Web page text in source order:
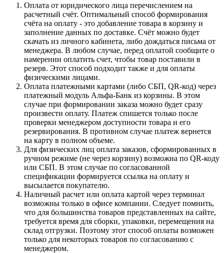
Оплата от юридического лица перечислением на
расчетный счёт. Оптимальный способ формирования
счёта на оплату - это добавление товара в корзину и
заполнение данных по доставке. Счёт можно будет
скачать из личного кабинета, либо дождаться письма от
менеджера. В любом случае, перед оплатой сообщите о
намерении оплатить счет, чтобы товар поставили в
резерв. Этот способ подходит также и для оплаты
физическими лицами.
Оплата платежными картами (либо СБП, QR-код) через
платежный модуль Альфа-Банк из корзины. В этом
случае при формировании заказа можно будет сразу
произвести оплату. Платеж спишется только после
проверки менеджером доступности товара и его
резервирования. В противном случае платеж вернется
на карту в полном объеме.
Для физических лиц оплата заказов, сформированных в
ручном режиме (не через корзину) возможна по QR-коду
или СБП. В этом случае по согласованной
спецификации формируется ссылка на оплату и
высылается покупателю.
Наличный расчет или оплата картой через терминал
возможны только в офисе компании. Следует помнить,
что для большинства товаров представленных на сайте,
требуется время для сборки, упаковки, перемещения на
склад отгрузки. Поэтому этот способ оплаты возможен
только для некоторых товаров по согласованию с
менеджером.